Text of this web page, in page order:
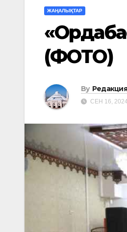
ЖАҢАЛЫҚТАР
(ФОТО)
By
СЕН 16, 2024